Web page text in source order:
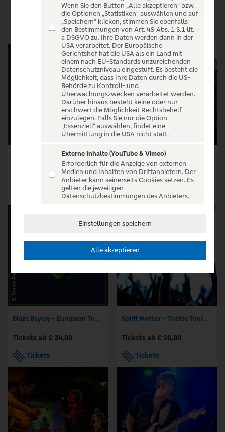
VERANSTALTUNGEN
The Devon Allman Blues Summit - European Tour 2026
Preis auf Anfrage
Deborah Bonham & Band
Tickets ab € 27,40
Tickets
Blaze Bayley - European Tour 2026
Tickets ab € 34,00
Tickets
Spirit Mother - Thistle Tour 2026
Tickets ab € 20,80
Tickets
Wenn Sie den Button „Alle akzeptieren“ bzw.
die Optionen „Statistiken“ auswählen und auf
„Speichern“ klicken, stimmen Sie ebenfalls
den Bestimmungen von Art. 49 Abs. 1 S.1 lit.
a DSGVO zu. Ihre Daten werden dann in der
USA verarbeitet. Der Europäische
Gerichtshof hat die USA als ein Land mit
einem nach EU-Standards unzureichenden
Datenschutzniveau eingestuft. Es besteht die
Möglichkeit, dass Ihre Daten durch die US-
Behörde zu Kontroll- und
Überwachungszwecken verarbeitet werden.
Darüber hinaus besteht keine oder nur
erschwert die Möglichkeit Rechtsbehelf
einzulegen. Falls Sie nur die Option
„Essenziell“ auswählen, findet eine
Übermittlung in die USA nicht statt.
Externe Inhalte (YouTube & Vimeo)
Erforderlich für die Anzeige von externen
Medien und Inhalten von Drittanbietern. Der
Anbieter kann seinerseits Cookies setzen. Es
gelten die jeweiligen
Datenschutzbestimmungen des Anbieters.
Einstellungen speichern
Alle akzeptieren